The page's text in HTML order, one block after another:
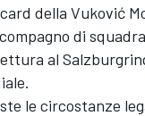
della Vuković
di
al
le circostanze